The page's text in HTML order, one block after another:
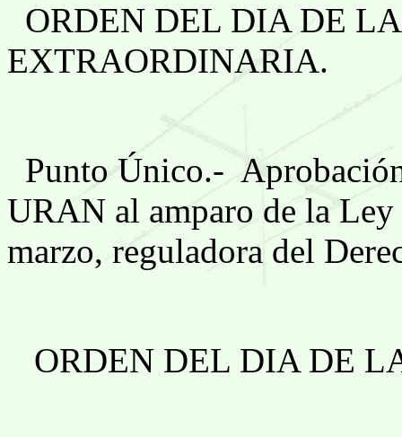
ORDEN DEL DIA DE
EXTRAORDINARIA.
Punto Único.-
URAN al amparo de la
marzo, reguladora del
ORDEN DEL DIA DE